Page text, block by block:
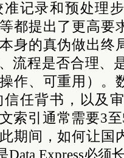
记录和预处理
都提出了更高要
身的真伪做出终
流程是否合理、
作、可重用）。
任背书，以及
索引通常需要3
期间，如何让国
Data Express必须